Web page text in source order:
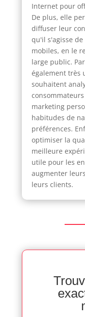
Internet pour
De plus, elle
diffuser leur
qu'il s'agisse
mobiles, en le
large public.
également très
souhaitent
marketing
habitudes de
préférences.
optimiser la
meilleure
utile pour les
augmenter
leurs clients.